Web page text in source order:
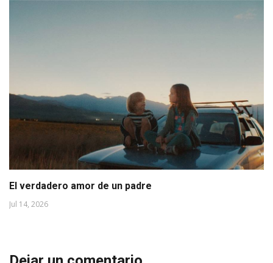
El verdadero amor de un padre
Jul 14, 2026